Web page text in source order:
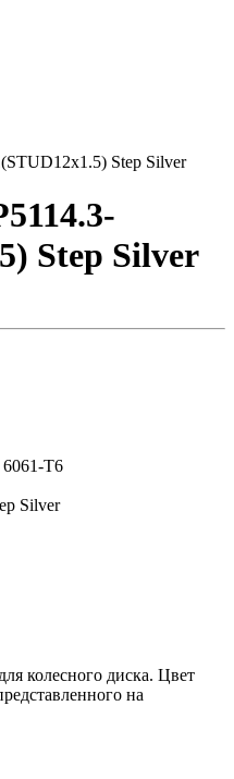
Step Silver
Step Silver
T6
Silver
колесного диска. Цвет
на